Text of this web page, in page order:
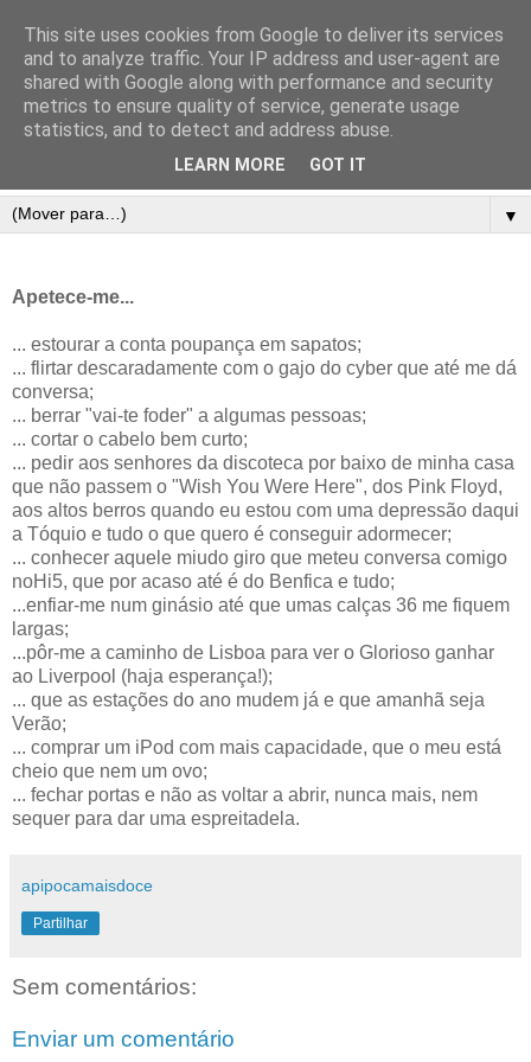
▼
Apetece-me...
... estourar a conta poupança em sapatos;
... flirtar descaradamente com o gajo do cyber que até me dá
conversa;
... berrar "vai-te foder" a algumas pessoas;
... cortar o cabelo bem curto;
... pedir aos senhores da discoteca por baixo de minha casa
que não passem o "Wish You Were Here", dos Pink Floyd,
aos altos berros quando eu estou com uma depressão daqui
a Tóquio e tudo o que quero é conseguir adormecer;
... conhecer aquele miudo giro que meteu conversa comigo
noHi5, que por acaso até é do Benfica e tudo;
...enfiar-me num ginásio até que umas calças 36 me fiquem
largas;
...pôr-me a caminho de Lisboa para ver o Glorioso ganhar
ao Liverpool (haja esperança!);
... que as estações do ano mudem já e que amanhã seja
Verão;
... comprar um iPod com mais capacidade, que o meu está
cheio que nem um ovo;
... fechar portas e não as voltar a abrir, nunca mais, nem
sequer para dar uma espreitadela.
apipocamaisdoce
Partilhar
Sem comentários:
Enviar um comentário
This site uses cookies from Google to deliver its services
and to analyze traffic. Your IP address and user-agent are
shared with Google along with performance and security
metrics to ensure quality of service, generate usage
statistics, and to detect and address abuse.
LEARN MORE GOT IT